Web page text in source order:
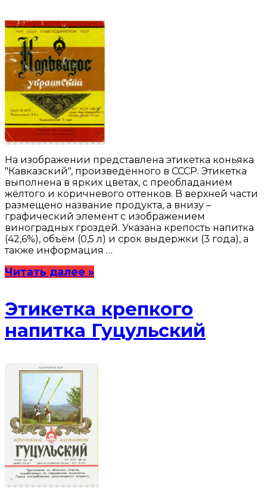
На изображении представлена этикетка коньяка
"Кавказский", произведённого в СССР. Этикетка
выполнена в ярких цветах, с преобладанием
жёлтого и коричневого оттенков. В верхней части
размещено название продукта, а внизу –
графический элемент с изображением
виноградных гроздей. Указана крепость напитка
(42,6%), объём (0,5 л) и срок выдержки (3 года), а
также информация …
Читать далее »
Этикетка крепкого
напитка Гуцульский